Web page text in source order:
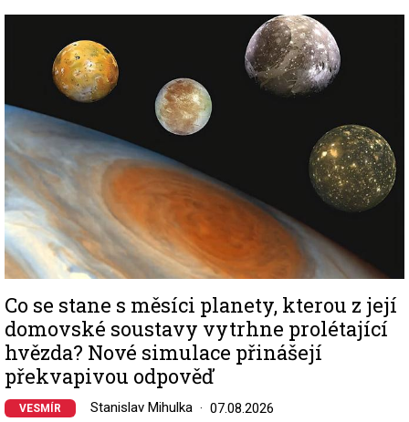
Co se stane s měsíci planety, kterou z její
domovské soustavy vytrhne prolétající
hvězda? Nové simulace přinášejí
překvapivou odpověď
VESMÍR Stanislav Mihulka 07.08.2026